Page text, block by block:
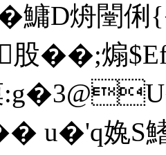
鱅D烐闛
股��;煽
u�'q婏S鰭